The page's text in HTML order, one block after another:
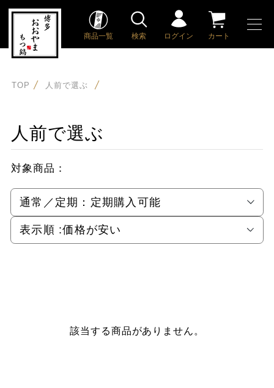
商品一覧 検索 ログイン カート
TOP 人前で選ぶ
人前で選ぶ
対象商品：
通常／定期： 定期購入可能
表示順 :価格が安い
該当する商品がありません。